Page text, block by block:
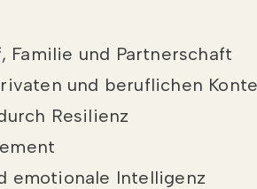
Familie und Partnerschaft
und beruflichen
Resilienz
emotionale Intelligenz